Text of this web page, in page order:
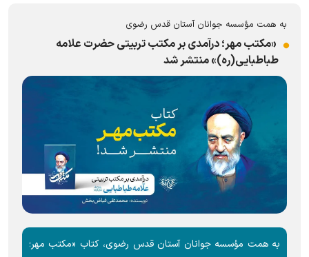
به همت مؤسسه جوانان آستان قدس رضوی
«مکتب مهر؛ درآمدی بر مکتب تربیتی حضرت علامه
طباطبایی(ره)» منتشر شد
به همت مؤسسه جوانان آستان قدس رضوی، کتاب «مکتب مهر؛